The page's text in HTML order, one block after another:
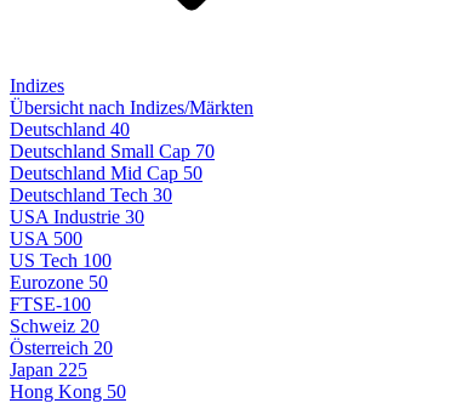
Indizes
Übersicht nach Indizes/Märkten
Deutschland 40
Deutschland Small Cap 70
Deutschland Mid Cap 50
Deutschland Tech 30
USA Industrie 30
USA 500
US Tech 100
Eurozone 50
FTSE-100
Schweiz 20
Österreich 20
Japan 225
Hong Kong 50